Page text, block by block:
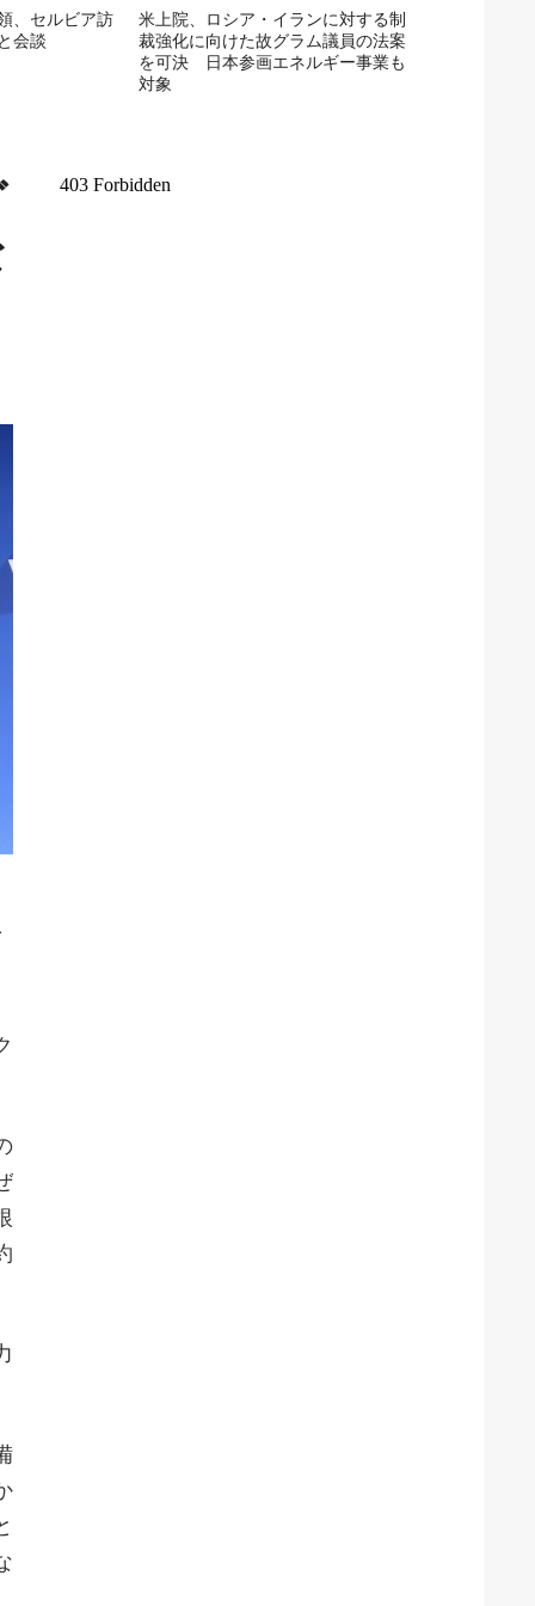
、セルビア訪
会談
米上院、ロシア・イランに対する制
裁強化に向けた故グラム議員の法案
を可決 日本参画エネルギー事業も
対象